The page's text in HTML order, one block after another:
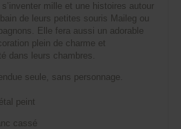
s’inventer mille et une histoires autour
de leurs petites souris Maileg ou
Elle fera aussi un adorable
plein de charme et
dans leurs chambres.
seule, sans personnage.
peint
cassé